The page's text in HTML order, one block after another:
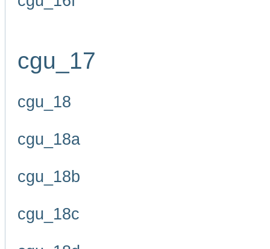
cgu_17
cgu_18
cgu_18a
cgu_18b
cgu_18c